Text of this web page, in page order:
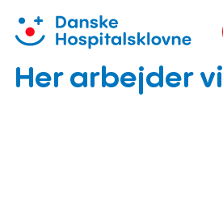
SpringHer arbejder vi